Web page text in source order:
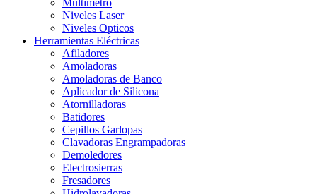
Multimetro
Niveles Laser
Niveles Opticos
Herramientas Eléctricas
Afiladores
Amoladoras
Amoladoras de Banco
Aplicador de Silicona
Atornilladoras
Batidores
Cepillos Garlopas
Clavadoras Engrampadoras
Demoledores
Electrosierras
Fresadores